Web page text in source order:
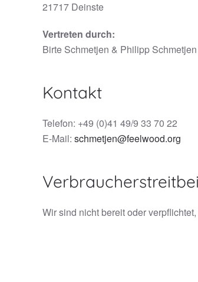
21717 Deinste
Vertreten durch:
Birte Schmetjen & Philipp Schmetjen
Kontakt
Telefon: +49 (0)41 49/9 33 70 22
E-Mail: schmetjen@feelwood.org
Wir sind nicht bereit oder